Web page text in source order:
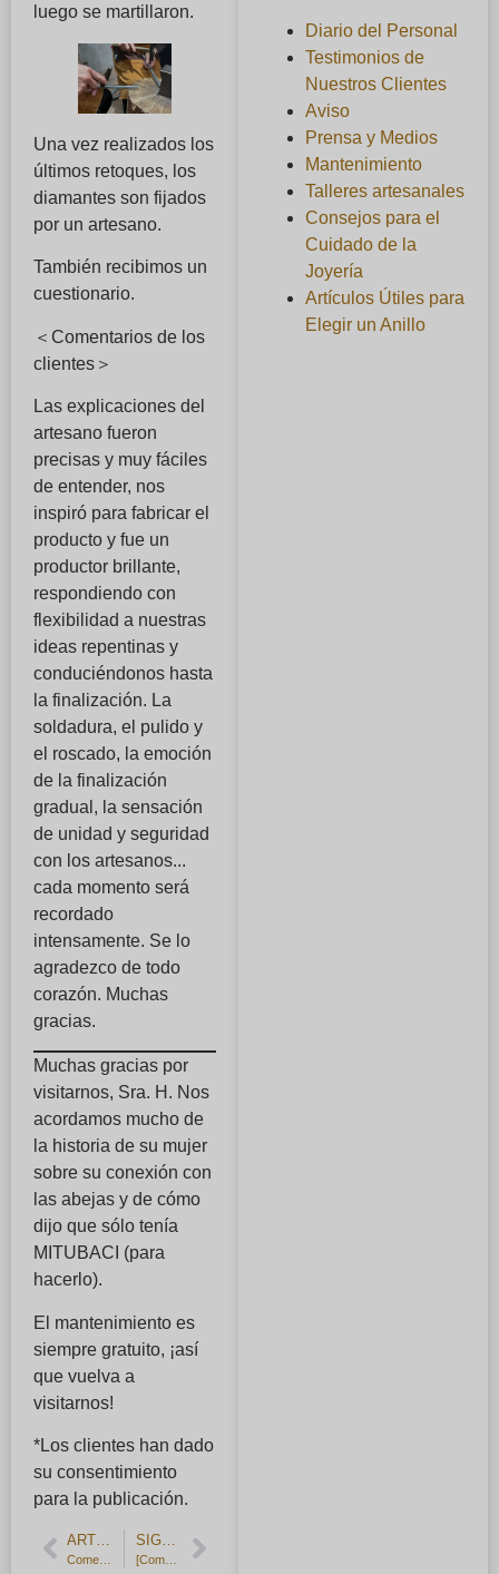
luego se martillaron.
Una vez realizados los
últimos retoques, los
diamantes son fijados
por un artesano.
También recibimos un
cuestionario.
＜Comentarios de los
clientes＞
Las explicaciones del
artesano fueron
precisas y muy fáciles
de entender, nos
inspiró para fabricar el
producto y fue un
productor brillante,
respondiendo con
flexibilidad a nuestras
ideas repentinas y
conduciéndonos hasta
la finalización. La
soldadura, el pulido y
el roscado, la emoción
de la finalización
gradual, la sensación
de unidad y seguridad
con los artesanos...
cada momento será
recordado
intensamente. Se lo
agradezco de todo
corazón. Muchas
gracias.
Muchas gracias por
visitarnos, Sra. H. Nos
acordamos mucho de
la historia de su mujer
sobre su conexión con
las abejas y de cómo
dijo que sólo tenía
MITUBACI (para
hacerlo).
El mantenimiento es
siempre gratuito, ¡así
que vuelva a
visitarnos!
*Los clientes han dado
su consentimiento
para la publicación.
Diario del Personal
Testimonios de
Nuestros Clientes
Aviso
Prensa y Medios
Mantenimiento
Talleres artesanales
Consejos para el
Cuidado de la
Joyería
Artículos Útiles para
Elegir un Anillo